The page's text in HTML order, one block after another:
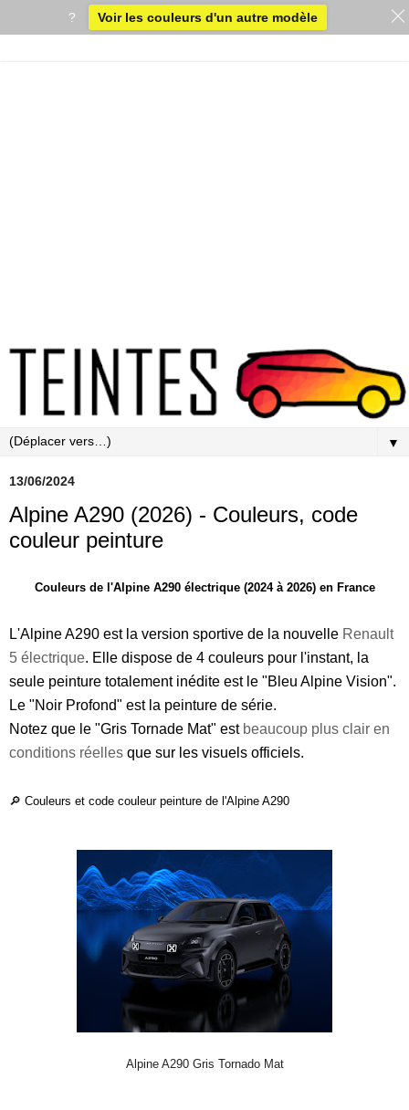
▼
13/06/2024
Alpine A290 (2026) - Couleurs, code
couleur peinture
Couleurs de l'Alpine A290 électrique (2024 à 2026) en France
L'Alpine A290 est la version sportive de la nouvelle Renault
5 électrique. Elle dispose de 4 couleurs pour l'instant, la
seule peinture totalement inédite est le "Bleu Alpine Vision".
Le "Noir Profond" est la peinture de série.
Notez que le "Gris Tornade Mat" est beaucoup plus clair en
conditions réelles que sur les visuels officiels.
🔎 Couleurs et code couleur peinture de l'Alpine A290
Alpine A290 Gris Tornado Mat
? Voir les couleurs d'un autre modèle